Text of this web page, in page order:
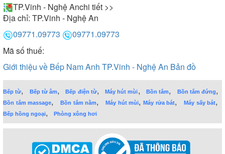
TP.Vinh - Nghệ Anchi tiết >>
Địa chỉ: TP.Vinh - Nghệ An
09771.09773
09771.09773
Mã số thuế:
Giới thiệu về Bếp Nam Anh TP.Vinh - Nghệ An Bản đồ
Bếp từ, Bếp từ âm,Bếp điện từ,Máy hút mùi, Bồn tắm, Bồn tắm đứng,
Bồn tắm massage,Bồn tắm nằm,Máy hút mùi,Máy rửa bát,Máy sấy bát,
Bếp hồng ngoại, Phòng xông hơi